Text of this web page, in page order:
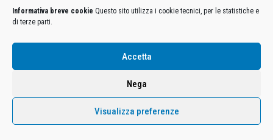
Informativa breve cookie Questo sito utilizza i cookie tecnici, per le statistiche e
di terze parti.
Accetta
Nega
Visualizza preferenze